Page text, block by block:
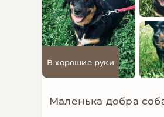
В хорошие руки